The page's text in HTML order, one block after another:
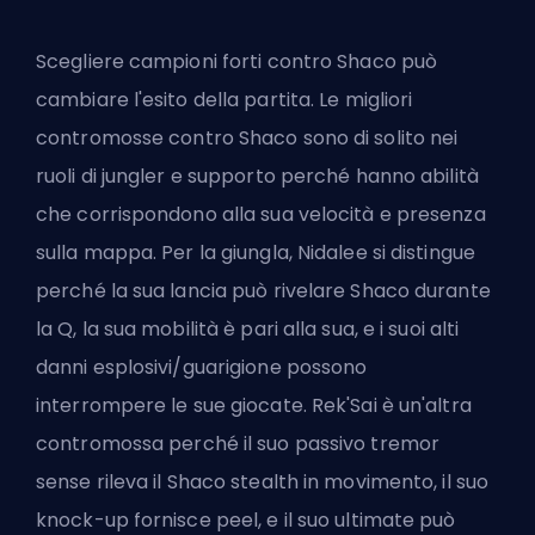
Scegliere campioni forti contro Shaco può
cambiare l'esito della partita. Le migliori
contromosse contro Shaco sono di solito nei
ruoli di jungler e supporto perché hanno abilità
che corrispondono alla sua velocità e presenza
sulla mappa. Per la giungla, Nidalee si distingue
perché la sua lancia può rivelare Shaco durante
la Q, la sua mobilità è pari alla sua, e i suoi alti
danni esplosivi/guarigione possono
interrompere le sue giocate. Rek'Sai è un'altra
contromossa perché il suo passivo tremor
sense rileva il Shaco stealth in movimento, il suo
knock-up fornisce peel, e il suo ultimate può